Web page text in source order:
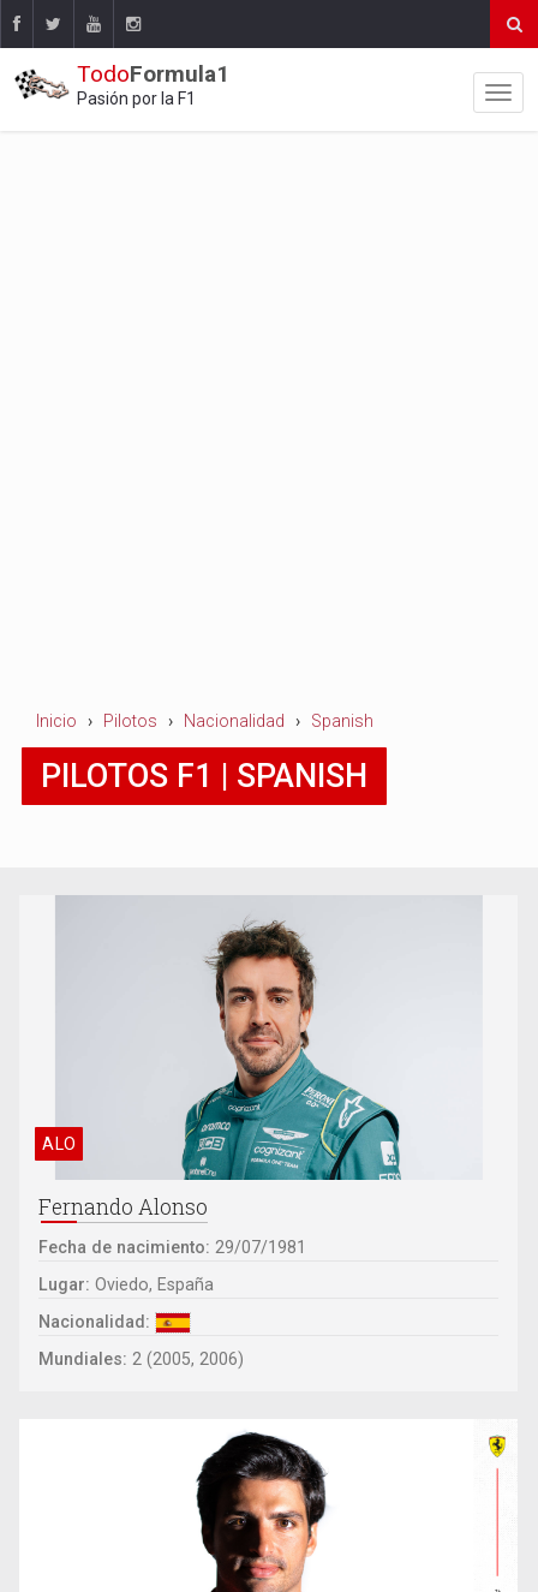
TodoFormula1
Pasión por la F1
Inicio Pilotos Nacionalidad Spanish
PILOTOS F1 | SPANISH
ALO
Fernando Alonso
Fecha de nacimiento: 29/07/1981
Lugar: Oviedo, España
Nacionalidad:
Mundiales: 2 (2005, 2006)